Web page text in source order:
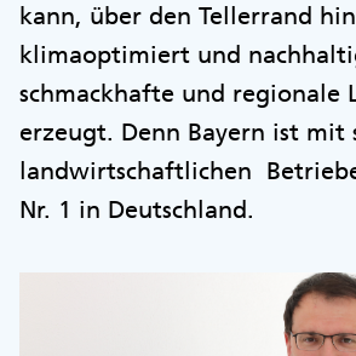
kann, über den Tellerrand
klimaoptimiert und
schmackhafte und regionale
erzeugt. Denn Bayern ist mit
landwirtschaftlichen
Nr. 1 in Deutschland.